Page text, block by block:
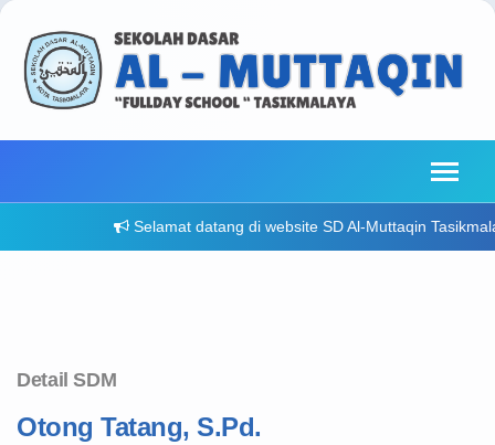
Selamat datang di website SD Al-Muttaqin Tasikmalaya
Detail SDM
Otong Tatang, S.Pd.